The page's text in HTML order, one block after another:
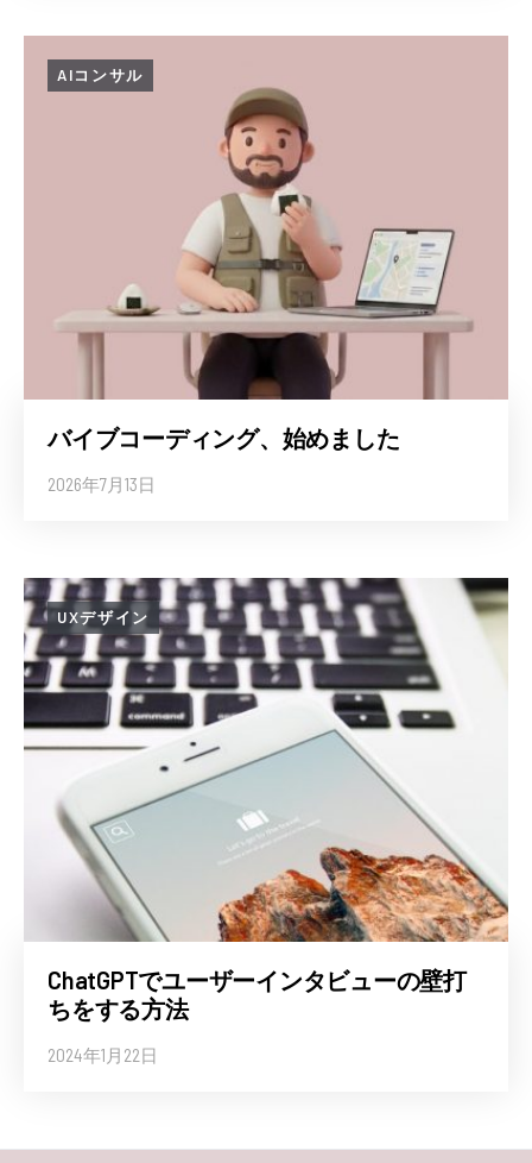
AIコンサル
バイブコーディング、始めました
2026年7月13日
UXデザイン
ChatGPTでユーザーインタビューの壁打
ちをする方法
2024年1月22日